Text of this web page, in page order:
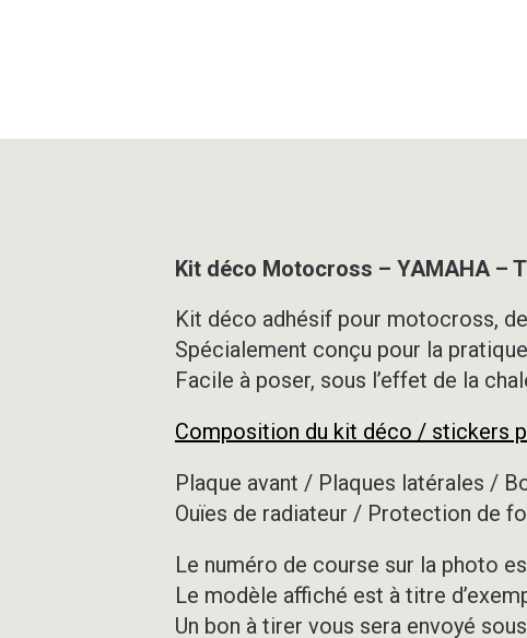
Kit déco Motocross – YAMAHA –
Kit déco adhésif pour motocross,
Spécialement conçu pour la
Facile à poser, sous l’effet de la
Composition du kit déco / stickers
Plaque avant / Plaques latérales /
Ouïes de radiateur / Protection de
Le numéro de course sur la photo
Le modèle affiché est à titre
Un bon à tirer vous sera envoyé